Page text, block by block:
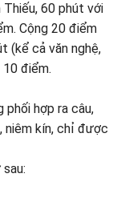
Thiếu, 60 phút với
Cộng 20 điểm
(kể cả văn nghệ,
10 điểm.
hợp ra câu,
niêm kín, chỉ được